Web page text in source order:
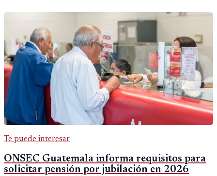
Te puede interesar
ONSEC Guatemala informa requisitos para
solicitar pensión por jubilación en 2026